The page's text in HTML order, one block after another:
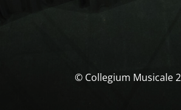
© Collegium Musicale